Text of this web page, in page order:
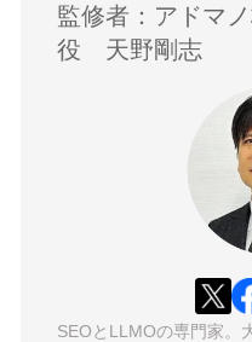
監修者：アドマ
役 天野剛志
SEOとLLMOの専門家。